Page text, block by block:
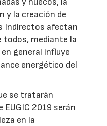
y la creación de
Indirectos afectan
todos, mediante la
general influye
energético del
se tratarán
EUGIC 2019 serán
en la